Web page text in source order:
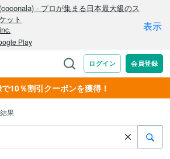
10％割引クーポンを獲得！
果